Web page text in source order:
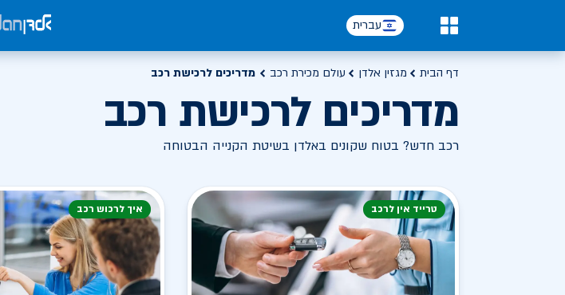
עברית
דף הבית מגזין אלדן עולם מכירת רכב מדריכים לרכישת רכב
מדריכים לרכישת רכב
רכב חדש? בטוח שקונים באלדן בשיטת הקנייה הבטוחה
טרייד אין לרכב איך לרכוש רכב